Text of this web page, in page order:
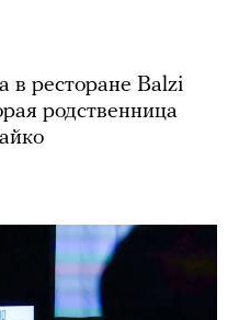
в ресторане Balzi
родственница